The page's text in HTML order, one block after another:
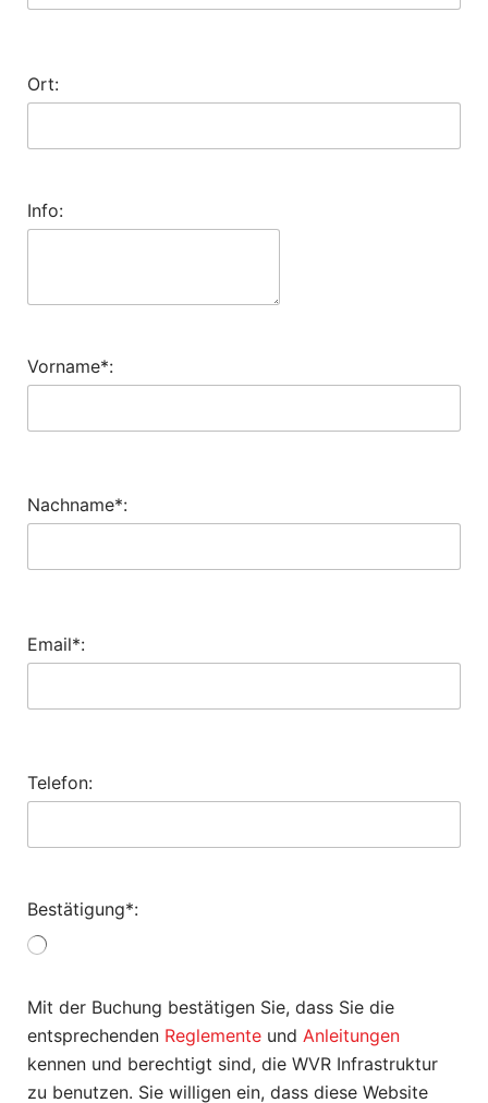
Ort:
Info:
Vorname*:
Nachname*:
Email*:
Telefon:
Bestätigung*:
Mit der Buchung bestätigen Sie, dass Sie die
entsprechenden Reglemente und Anleitungen
kennen und berechtigt sind, die WVR Infrastruktur
zu benutzen. Sie willigen ein, dass diese Website